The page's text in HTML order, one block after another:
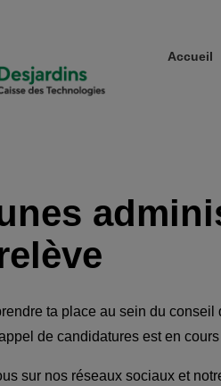
Accueil
ta place au sein du conseil
de candidatures est en
sur nos réseaux sociaux et